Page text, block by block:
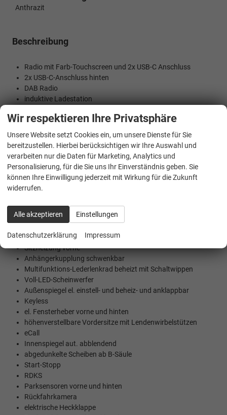
Anthrazit
Beschreibung
Radio mit Farb-Touchscreen und 2x USB-C Anschluss
2x USB-C-Anschluss hinten
DAB Radio
induktive Ladestation
Smartphone)
8 Lautsprecher
Bluetooth Freisprecheinrichtung
Virtuelles Cockpit
Tempomat mit Limiter
Front-Assist
Spurhalteassistent
Querverkehrsassistent
Verkehrszeichenerkennung
2-Zonen-Klimaautomatik
Sitzheizung vorne
Anhängerkupplung schwenkbar
Multifunktions-Lederlenkrad beheizt mit Schaltwippen
Voll-LED-Scheinwerfer
Außenspiegel el. einstell- und beheiz- und anklappbar
Keyless
el. Fensterheber vorne und hinten
höhenverstellbare Vordersitze mit Lendenwirbelstützen
eCall
Innenspiegel aut. abblendend
abgedunkelte Scheiben ab B-Säule
Start-Stopp
RDKS
Parksensoren vorne und hinten
Rückfahrkamera
elektrische Heckklappe
Wir respektieren Ihre Privatsphäre
Unsere Website setzt Cookies ein, um unsere Dienste für Sie
bereitzustellen. Hierbei berücksichtigen wir Ihre Auswahl und
verarbeiten nur die Daten für Marketing, Analytics und
Personalisierung, für die Sie uns Ihr Einverständnis geben. Sie
können Ihre Einwilligung jederzeit mit Wirkung für die Zukunft
widerrufen.
Alle akzeptieren Einstellungen
Datenschutzerklärung Impressum